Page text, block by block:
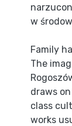
w
Family
The
draws
class
works